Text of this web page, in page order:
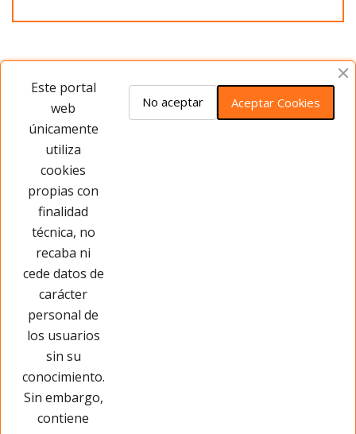
Opiniones del producto
Este producto no tiene opiniones ¡Sé
Este portal
web
únicamente
utiliza
cookies
propias con
finalidad
técnica, no
recaba ni
cede datos de
carácter
personal de
los usuarios
sin su
conocimiento.
Sin embargo,
contiene
Aceptar Cookies
No aceptar